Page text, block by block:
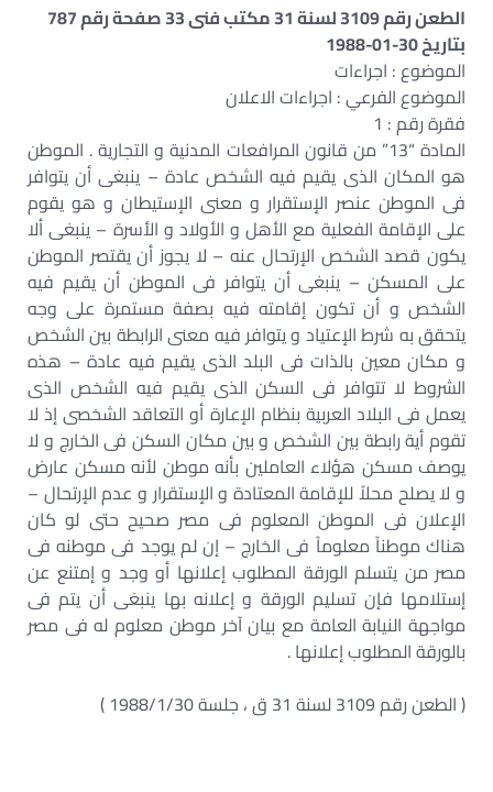
الطعن رقم 3109 لسنة 31 مكتب فنى 33 صفحة رقم 787
بتاريخ 30-01-1988
الموضوع : اجراءات
الموضوع الفرعي : اجراءات الاعلان
فقرة رقم : 1
المادة “13” من قانون المرافعات المدنية و التجارية . الموطن
هو المكان الذى يقيم فيه الشخص عادة – ينبغى أن يتوافر
فى الموطن عنصر الإستقرار و معنى الإستيطان و هو يقوم
على الإقامة الفعلية مع الأهل و الأولاد و الأسرة – ينبغى ألا
يكون قصد الشخص الإرتحال عنه – لا يجوز أن يقتصر الموطن
على المسكن – ينبغى أن يتوافر فى الموطن أن يقيم فيه
الشخص و أن تكون إقامته فيه بصفة مستمرة على وجه
يتحقق به شرط الإعتياد و يتوافر فيه معنى الرابطة بين الشخص
و مكان معين بالذات فى البلد الذى يقيم فيه عادة – هذه
الشروط لا تتوافر فى السكن الذى يقيم فيه الشخص الذى
يعمل فى البلاد العربية بنظام الإعارة أو التعاقد الشخصى إذ لا
تقوم أية رابطة بين الشخص و بين مكان السكن فى الخارج و لا
يوصف مسكن هؤلاء العاملين بأنه موطن لأنه مسكن عارض
و لا يصلح محلاً للإقامة المعتادة و الإستقرار و عدم الإرتحال –
الإعلان فى الموطن المعلوم فى مصر صحيح حتى لو كان
هناك موطناً معلوماً فى الخارج – إن لم يوجد فى موطنه فى
مصر من يتسلم الورقة المطلوب إعلانها أو وجد و إمتنع عن
إستلامها فإن تسليم الورقة و إعلانه بها ينبغى أن يتم فى
مواجهة النيابة العامة مع بيان آخر موطن معلوم له فى مصر
بالورقة المطلوب إعلانها .
( الطعن رقم 3109 لسنة 31 ق ، جلسة 1988/1/30 )